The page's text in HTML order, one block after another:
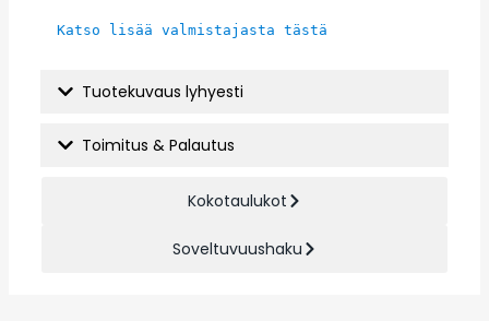
Katso lisää valmistajasta tästä
Tuotekuvaus lyhyesti
Toimitus & Palautus
Kokotaulukot
Soveltuvuushaku